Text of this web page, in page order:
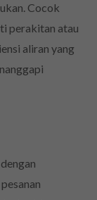
Cocok
perakitan atau
aliran yang